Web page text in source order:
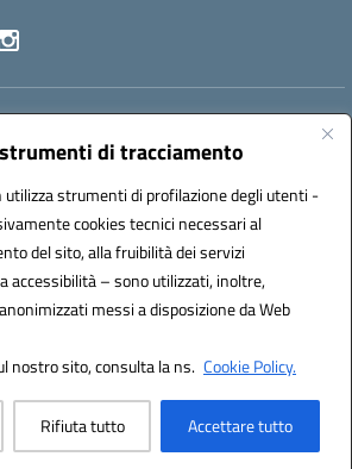
di tracciamento
strumenti di profilazione degli utenti -
cookies tecnici necessari al
del sito, alla fruibilità dei servizi
accessibilità – sono utilizzati, inoltre,
messi a disposizione da Web
nostro sito, consulta la ns. Cookie Policy.
Rifiuta tutto Accettare tutto
Email:fgps040004@istruzione.it
FGPS040004
Amministrazioni (IPA): istsc_fgps040004
Powered by 3D Solution S.r.l.
& Design by Designers Italia